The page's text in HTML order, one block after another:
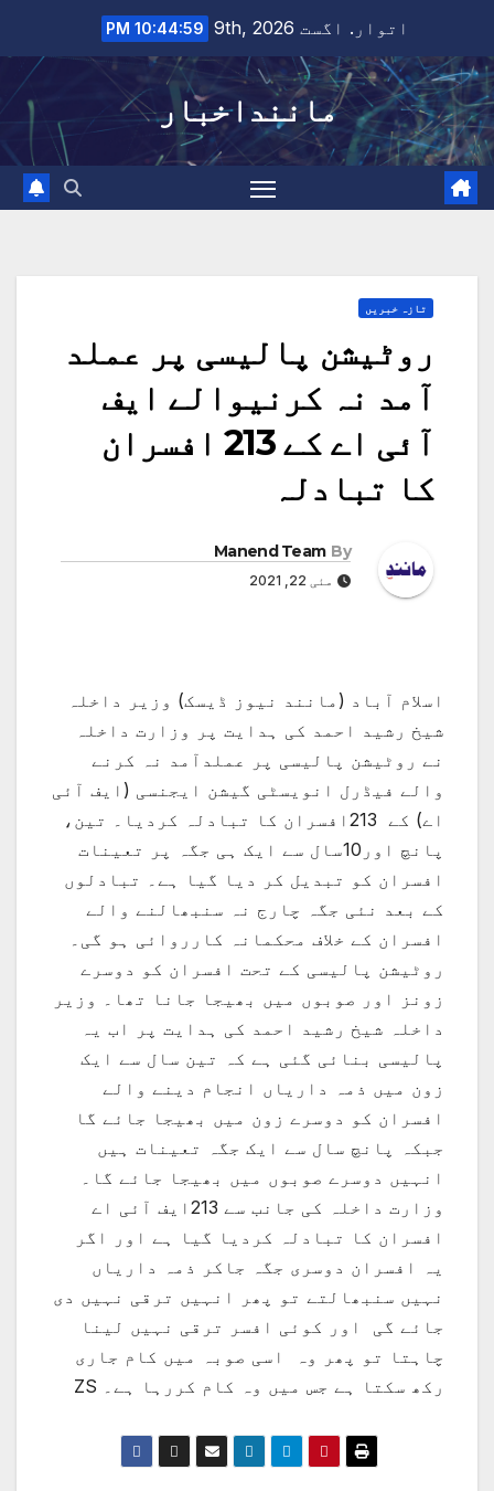
content
اتوار. اگست 9th, 2026 10:45:00 PM
ماننداخبار
تازہ خبریں
روٹیشن پالیسی پر عملد
آمد نہ کرنیوالے ایف
آئی اے کے 213 افسران
کا تبادلہ
By
Manend Team
مئی 22, 2021
اسلام آباد (مانند نیوز ڈیسک) وزیر داخلہ
شیخ رشید احمد کی ہدایت پر وزارت داخلہ
نے روٹیشن پالیسی پر عملدآمد نہ کرنے
والے فیڈرل انویسٹی گیشن ایجنسی (ایف آئی
اے) کے 213افسران کا تبادلہ کردیا۔ تین،
پانچ اور10سال سے ایک ہی جگہ پر تعینات
افسران کو تبدیل کر دیا گیا ہے۔ تبادلوں
کے بعد نئی جگہ چارج نہ سنبھالنے والے
افسران کے خلاف محکمانہ کارروائی ہو گی۔
روٹیشن پالیسی کے تحت افسران کو دوسرے
زونز اور صوبوں میں بھیجا جانا تھا۔ وزیر
داخلہ شیخ رشید احمد کی ہدایت پر اب یہ
پالیسی بنائی گئی ہے کہ تین سال سے ایک
زون میں ذمہ داریاں انجام دینے والے
افسران کو دوسرے زون میں بھیجا جائے گا
جبکہ پانچ سال سے ایک جگہ تعینات ہیں
انہیں دوسرے صوبوں میں بھیجا جائے گا۔
وزارت داخلہ کی جانب سے 213ایف آئی اے
افسران کا تبادلہ کردیا گیا ہے اور اگر
یہ افسران دوسری جگہ جاکر ذمہ داریاں
نہیں سنبھالتے تو پھر انہیں ترقی نہیں دی
جائے گی اور کوئی افسر ترقی نہیں لینا
چاہتا تو پھر وہ اسی صوبہ میں کام جاری
رکھ سکتا ہے جس میں وہ کام کررہا ہے۔ ZS